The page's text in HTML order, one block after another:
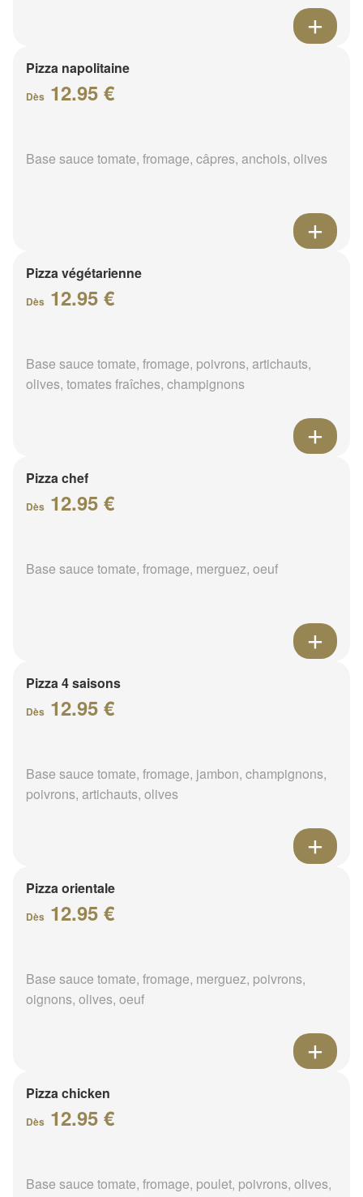
Pizza napolitaine
Dès 12.95 €
Base sauce tomate, fromage, câpres, anchois, olives
Pizza végétarienne
Dès 12.95 €
Base sauce tomate, fromage, poivrons, artichauts,
olives, tomates fraîches, champignons
Pizza chef
Dès 12.95 €
Base sauce tomate, fromage, merguez, oeuf
Pizza 4 saisons
Dès 12.95 €
Base sauce tomate, fromage, jambon, champignons,
poivrons, artichauts, olives
Pizza orientale
Dès 12.95 €
Base sauce tomate, fromage, merguez, poivrons,
oignons, olives, oeuf
Pizza chicken
Dès 12.95 €
Base sauce tomate, fromage, poulet, poivrons, olives,